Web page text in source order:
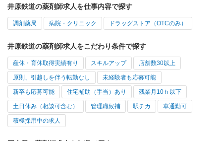
井原鉄道の薬剤師求人を仕事内容で探す
調剤薬局 病院・クリニック ドラッグストア（OTCのみ）
井原鉄道の薬剤師求人をこだわり条件で探す
産休・育休取得実績有り スキルアップ 店舗数30以上
原則、引越しを伴う転勤なし 未経験者も応募可能
新卒も応募可能 住宅補助（手当）あり 残業月10ｈ以下
土日休み（相談可含む） 管理職候補 駅チカ 車通勤可
積極採用中の求人